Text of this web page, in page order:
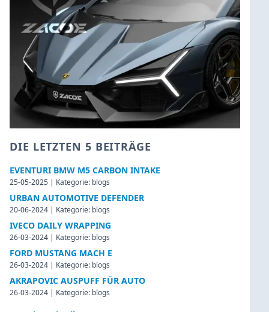
DIE LETZTEN 5 BEITRÄGE
EVENTURI BMW M5 CARBON INTAKE
25-05-2025 | Kategorie: blogs
URBAN AUTOMOTIVE DEFENDER
20-06-2024 | Kategorie: blogs
IVECO DAILY WRAPPING
26-03-2024 | Kategorie: blogs
FORD MUSTANG MACH E
26-03-2024 | Kategorie: blogs
AKRAPOVIC AUSPUFF FÜR AUTO
26-03-2024 | Kategorie: blogs